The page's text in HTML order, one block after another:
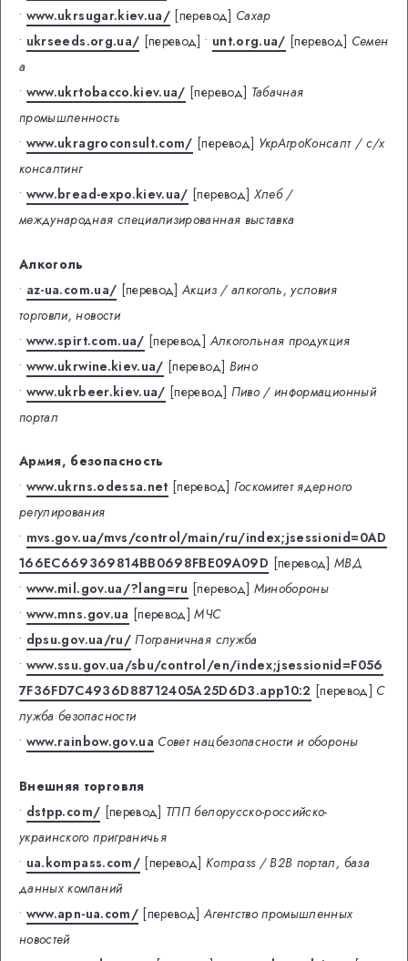
• www.ukrsugar.kiev.ua/ [перевод] Сахар
• ukrseeds.org.ua/ [перевод] • unt.org.ua/ [перевод] Семен
а
• www.ukrtobacco.kiev.ua/ [перевод] Табачная
промышленность
• www.ukragroconsult.com/ [перевод] УкрАгроКонсалт / c/х
консалтинг
• www.bread-expo.kiev.ua/ [перевод] Хлеб /
международная специализированная выставка
Алкоголь
• az-ua.com.ua/ [перевод] Акциз / алкоголь, условия
торговли, новости
• www.spirt.com.ua/ [перевод] Алкогольная продукция
• www.ukrwine.kiev.ua/ [перевод] Вино
• www.ukrbeer.kiev.ua/ [перевод] Пиво / информационный
портал
Армия, безопасность
• www.ukrns.odessa.net [перевод] Госкомитет ядерного
регулирования
• mvs.gov.ua/mvs/control/main/ru/index;jsessionid=0AD
166EC669369814BB0698FBE09A09D [перевод] МВД
• www.mil.gov.ua/?lang=ru [перевод] Минобороны
• www.mns.gov.ua [перевод] МЧС
• dpsu.gov.ua/ru/ Пограничная служба
• www.ssu.gov.ua/sbu/control/en/index;jsessionid=F056
7F36FD7C4936D88712405A25D6D3.app10:2 [перевод] С
лужба безопасности
• www.rainbow.gov.ua Совет нацбезопасности и обороны
Внешняя торговля
• dstpp.com/ [перевод] ТПП белорусско-российско-
украинского приграничья
• ua.kompass.com/ [перевод] Kompass / B2B портал, база
данных компаний
• www.apn-ua.com/ [перевод] Агентство промышленных
новостей